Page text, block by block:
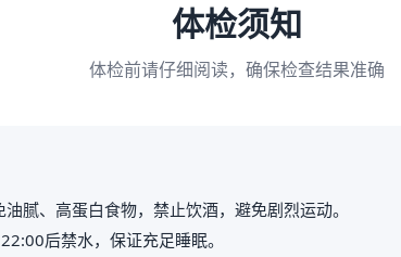
体检须知
体检前请仔细阅读，确保检查结果准确
腻、高蛋白食物，禁止饮酒，避免剧烈运动。
后禁水，保证充足睡眠。